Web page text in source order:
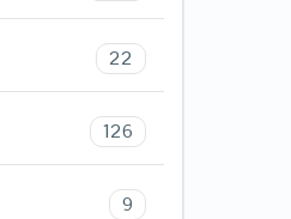
22
126
9